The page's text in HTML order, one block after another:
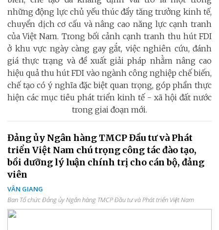
những động lực chủ yếu thúc đẩy tăng trưởng kinh tế,
chuyển dịch cơ cấu và nâng cao năng lực cạnh tranh
của Việt Nam. Trong bối cảnh cạnh tranh thu hút FDI
ở khu vực ngày càng gay gắt, việc nghiên cứu, đánh
giá thực trạng và đề xuất giải pháp nhằm nâng cao
hiệu quả thu hút FDI vào ngành công nghiệp chế biến,
chế tạo có ý nghĩa đặc biệt quan trọng, góp phần thực
hiện các mục tiêu phát triển kinh tế - xã hội đất nước
trong giai đoạn mới.
Đảng ủy Ngân hàng TMCP Đầu tư và Phát
triển Việt Nam chú trọng công tác đào tạo,
bồi dưỡng lý luận chính trị cho cán bộ, đảng
viên
VÂN GIANG
Ban Tổ chức Đảng ủy Ngân hàng TMCP Đầu tư và Phát triển Việt Nam